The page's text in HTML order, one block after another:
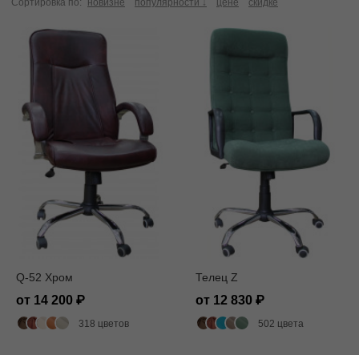
Сортировка по: новизне популярности ↓ цене скидке
Q-52 Хром
от 14 200
318 цветов
Телец Z
от 12 830
502 цвета